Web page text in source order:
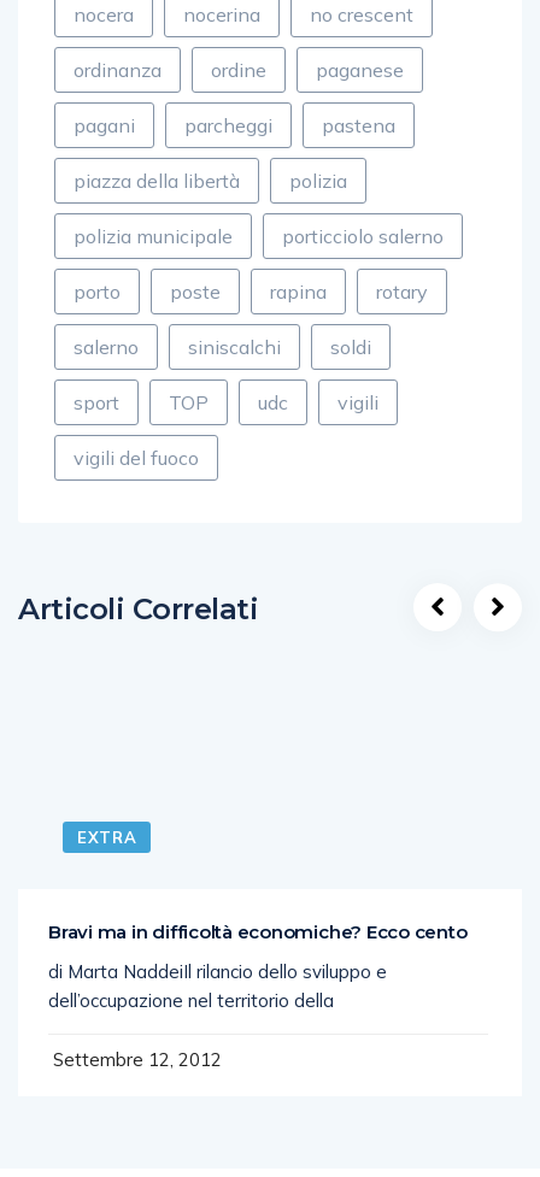
nocera nocerina no crescent
ordinanza ordine paganese
pagani parcheggi pastena
piazza della libertà polizia
polizia municipale porticciolo salerno
porto poste rapina rotary
salerno siniscalchi soldi
sport TOP udc vigili
vigili del fuoco
Articoli Correlati
EXTRA
Bravi ma in difficoltà economiche? Ecco cento
di Marta Naddei­­­Il rilancio dello sviluppo e
dell’occupazione nel territorio della
Settembre 12, 2012